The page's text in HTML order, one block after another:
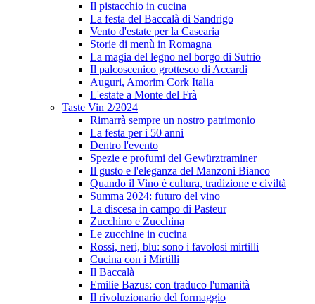
Il pistacchio in cucina
La festa del Baccalà di Sandrigo
Vento d'estate per la Casearia
Storie di menù in Romagna
La magia del legno nel borgo di Sutrio
Il palcoscenico grottesco di Accardi
Auguri, Amorim Cork Italia
L'estate a Monte del Frà
Taste Vin 2/2024
Rimarrà sempre un nostro patrimonio
La festa per i 50 anni
Dentro l'evento
Spezie e profumi del Gewürztraminer
Il gusto e l'eleganza del Manzoni Bianco
Quando il Vino è cultura, tradizione e civiltà
Summa 2024: futuro del vino
La discesa in campo di Pasteur
Zucchino e Zucchina
Le zucchine in cucina
Rossi, neri, blu: sono i favolosi mirtilli
Cucina con i Mirtilli
Il Baccalà
Emilie Bazus: con traduco l'umanità
Il rivoluzionario del formaggio